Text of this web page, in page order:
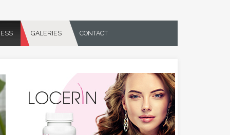
GALERIES CONTACT